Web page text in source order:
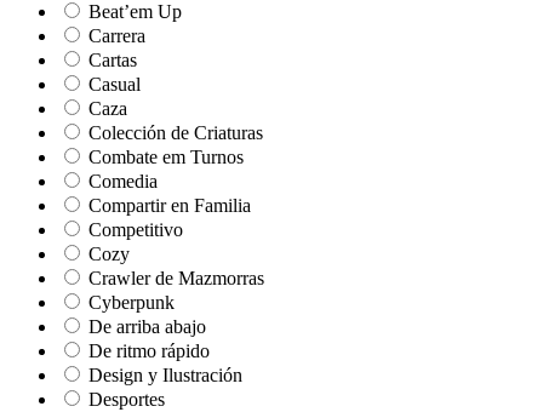
Beat’em Up
Carrera
Cartas
Casual
Caza
Colección de Criaturas
Combate em Turnos
Comedia
Compartir en Familia
Competitivo
Cozy
Crawler de Mazmorras
Cyberpunk
De arriba abajo
De ritmo rápido
Design y Ilustración
Desportes